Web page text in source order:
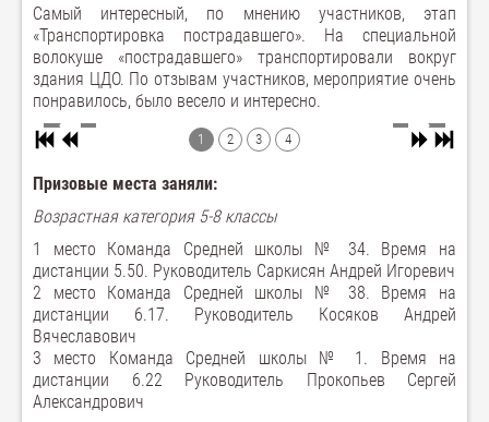
Самый интересный, по мнению участников, этап
«Транспортировка пострадавшего». На специальной
волокуше «пострадавшего» транспортировали вокруг
здания ЦДО. По отзывам участников, мероприятие очень
понравилось, было весело и интересно.
1 2 3 4
Призовые места заняли:
Возрастная категория 5-8 классы
1 место Команда Средней школы № 34. Время на
дистанции 5.50. Руководитель Саркисян Андрей Игоревич
2 место Команда Средней школы № 38. Время на
дистанции 6.17. Руководитель Косяков Андрей
Вячеславович
3 место Команда Средней школы № 1. Время на
дистанции 6.22 Руководитель Прокопьев Сергей
Александрович